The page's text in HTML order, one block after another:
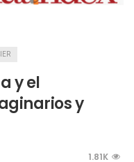
y el
y
1.81K